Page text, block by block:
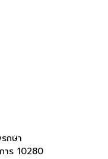
กษา
าร 10280